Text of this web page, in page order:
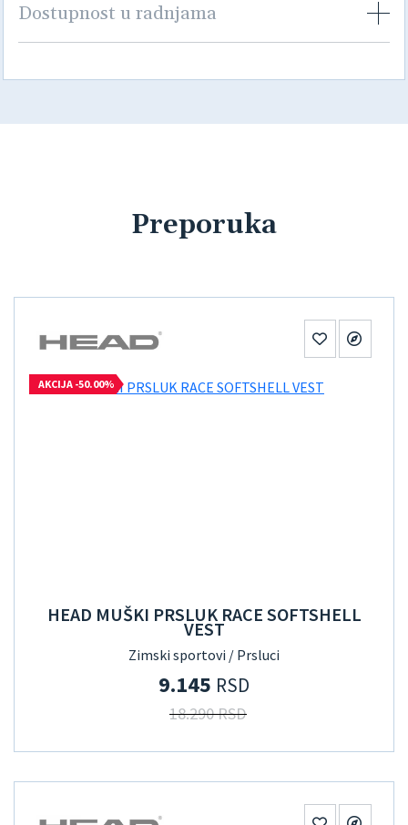
Dostupnost u radnjama
Preporuka
AKCIJA -50.00%
HEAD MUŠKI PRSLUK RACE SOFTSHELL
VEST
Zimski sportovi / Prsluci
9.145 RSD
18.290 RSD